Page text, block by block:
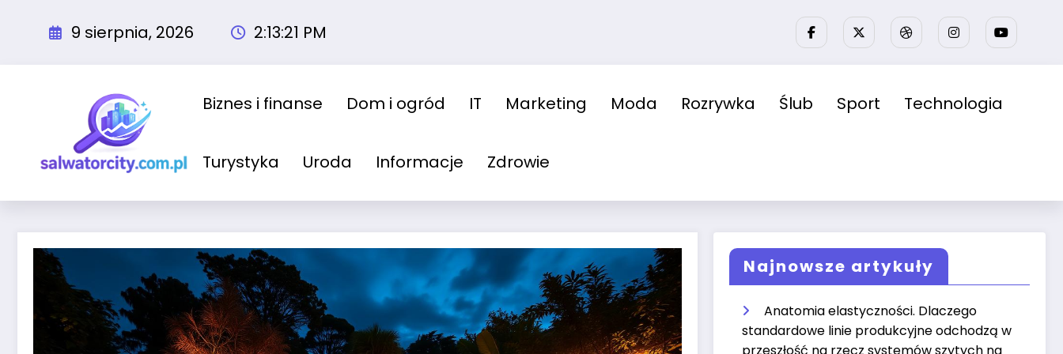
9 sierpnia, 2026 2:13:22 PM
Biznes i finanse Dom i ogród IT Marketing Moda Rozrywka Ślub Sport Technologia
Turystyka Uroda Informacje Zdrowie
Najnowsze artykuły
Anatomia elastyczności. Dlaczego
standardowe linie produkcyjne odchodzą w
przeszłość na rzecz systemów szytych na